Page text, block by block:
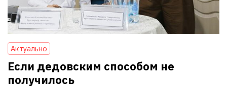
Актуально
Если дедовским способом не
получилось